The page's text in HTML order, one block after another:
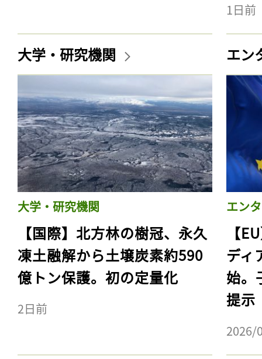
1日前
大学・研究機関
大学・研究機関
【国際】北方林の樹冠、永久
凍土融解から土壌炭素約590
億トン保護。初の定量化
2日前
エン
エン
【
ディ
始。
提示
2026/